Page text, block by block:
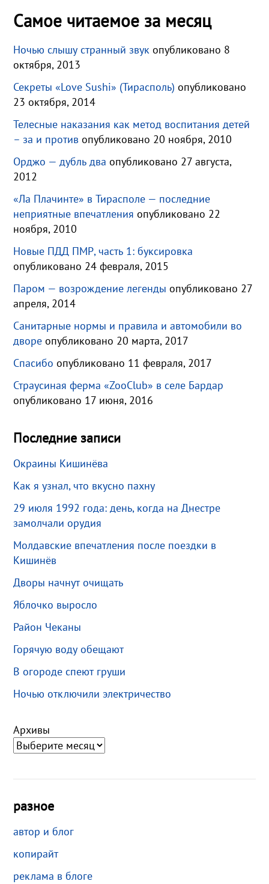
Самое читаемое за месяц
Ночью слышу странный звук опубликовано 8
октября, 2013
Секреты «Love Sushi» (Тирасполь) опубликовано
23 октября, 2014
Телесные наказания как метод воспитания детей
– за и против опубликовано 20 ноября, 2010
Орджо — дубль два опубликовано 27 августа,
2012
«Ла Плачинте» в Тирасполе — последние
неприятные впечатления опубликовано 22
ноября, 2010
Новые ПДД ПМР, часть 1: буксировка
опубликовано 24 февраля, 2015
Паром — возрождение легенды опубликовано 27
апреля, 2014
Санитарные нормы и правила и автомобили во
дворе опубликовано 20 марта, 2017
Спасибо опубликовано 11 февраля, 2017
Страусиная ферма «ZooClub» в селе Бардар
опубликовано 17 июня, 2016
Последние записи
Окраины Кишинёва
Как я узнал, что вкусно пахну
29 июля 1992 года: день, когда на Днестре
замолчали орудия
Молдавские впечатления после поездки в
Кишинёв
Дворы начнут очищать
Яблочко выросло
Район Чеканы
Горячую воду обещают
В огороде спеют груши
Ночью отключили электричество
Архивы
разное
автор и блог
копирайт
реклама в блоге